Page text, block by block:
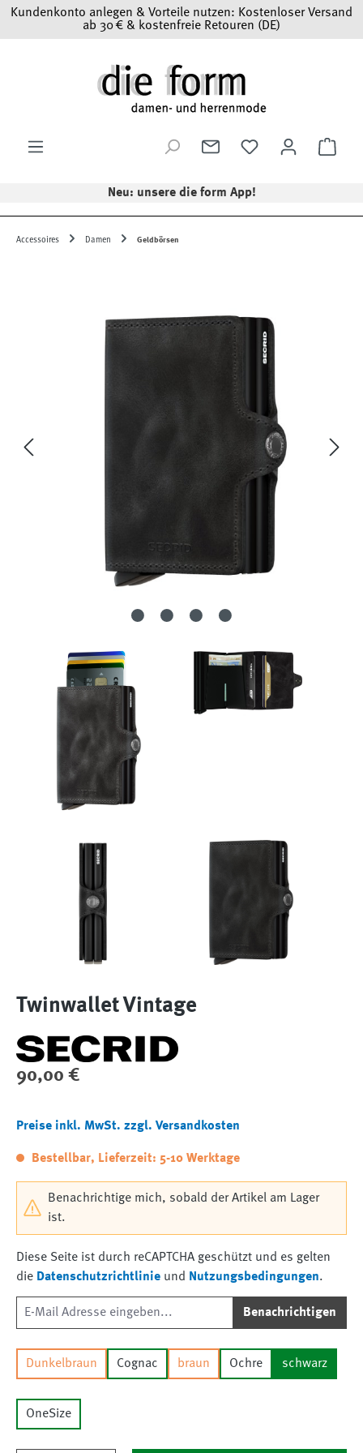
Zum Hauptinhalt springen
Kundenkonto anlegen & Vorteile nutzen: Kostenloser Versand
ab 30 € & kostenfreie Retouren (DE)
Neu: unsere die form App!
Accessoires Damen Geldbörsen
Twinwallet Vintage
Regulärer Preis:
90,00 €
Preise inkl. MwSt. zzgl. Versandkosten
Bestellbar, Lieferzeit: 5-10 Werktage
Benachrichtige mich, sobald der Artikel am Lager
ist.
Diese Seite ist durch reCAPTCHA geschützt und es gelten
die Datenschutzrichtlinie und Nutzungsbedingungen.
Benachrichtigen
Dunkelbraun Cognac braun Ochre schwarz
OneSize